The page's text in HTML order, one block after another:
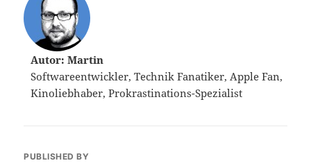
Autor: Martin
Softwareentwickler, Technik Fanatiker, Apple Fan,
Kinoliebhaber, Prokrastinations-Spezialist
PUBLISHED BY